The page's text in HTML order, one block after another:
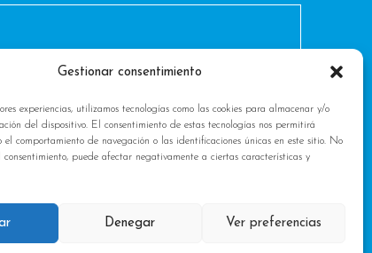
Gestionar consentimiento
experiencias, utilizamos tecnologías como las cookies para almacenar y/o
del dispositivo. El consentimiento de estas tecnologías nos permitirá
el comportamiento de navegación o las identificaciones únicas en este sitio. No
puede afectar negativamente a ciertas características y
Denegar Ver preferencias